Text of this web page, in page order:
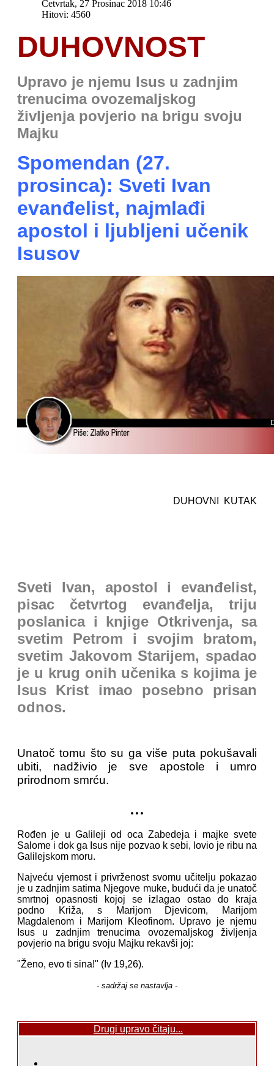
Četvrtak, 27 Prosinac 2018 10:46
Hitovi: 4560
DUHOVNOST
Upravo je njemu Isus u zadnjim
trenucima ovozemaljskog
življenja povjerio na brigu svoju
Majku
Spomendan (27.
prosinca): Sveti Ivan
evanđelist, najmlađi
apostol i ljubljeni učenik
Isusov
DUHOVNI KUTAK
Sveti Ivan, apostol i evanđelist,
pisac četvrtog evanđelja, triju
poslanica i knjige Otkrivenja, sa
svetim Petrom i svojim bratom,
svetim Jakovom Starijem, spadao
je u krug onih učenika s kojima je
Isus Krist imao posebno prisan
odnos.
Unatoč tomu što su ga više puta pokušavali
ubiti, nadživio je sve apostole i umro
prirodnom smrću.
...
Rođen je u Galileji od oca Zabedeja i majke svete
Salome i dok ga Isus nije pozvao k sebi, lovio je ribu na
Galilejskom moru.
Najveću vjernost i privrženost svomu učitelju pokazao
je u zadnjim satima Njegove muke, budući da je unatoč
smrtnoj opasnosti kojoj se izlagao ostao do kraja
podno Križa, s Marijom Djevicom, Marijom
Magdalenom i Marijom Kleofinom. Upravo je njemu
Isus u zadnjim trenucima ovozemaljskog življenja
povjerio na brigu svoju Majku rekavši joj:
"Ženo, evo ti sina!" (Iv 19,26).
- sadržaj se nastavlja -
Drugi upravo čitaju...